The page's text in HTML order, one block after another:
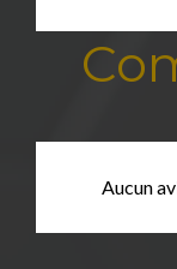
Aucun